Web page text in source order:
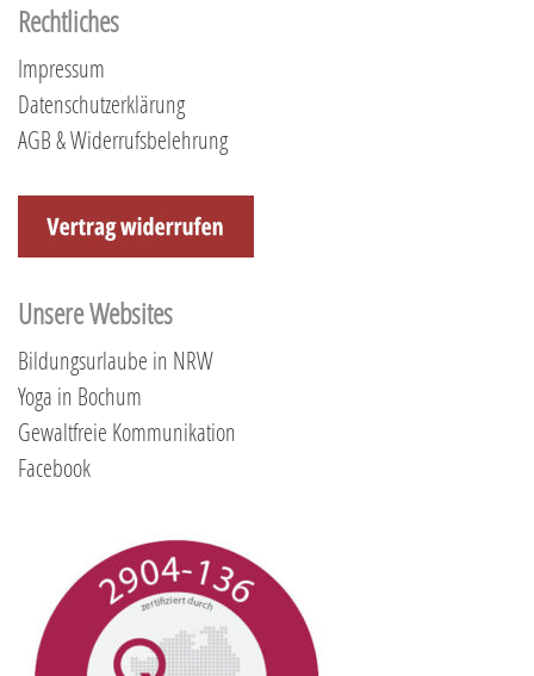
Rechtliches
Impressum
Datenschutzerklärung
AGB & Widerrufsbelehrung
Unsere Websites
Bildungsurlaube in NRW
Yoga in Bochum
Gewaltfreie Kommunikation
Facebook